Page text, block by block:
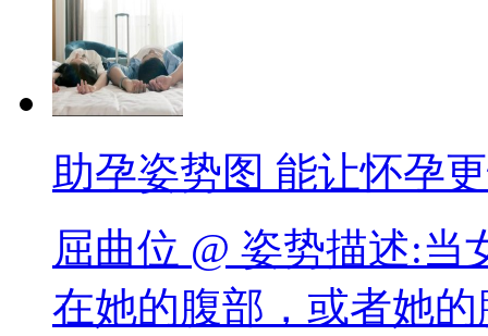
助孕姿势图 能让怀孕
屈曲位 @ 姿势描述:
在她的腹部，或者她的